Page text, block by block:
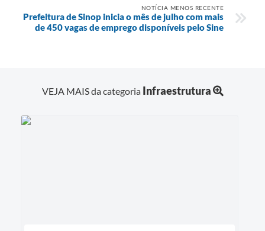
NOTÍCIA MENOS RECENTE
Prefeitura de Sinop inicia o mês de julho com mais
de 450 vagas de emprego disponíveis pelo Sine
VEJA MAIS da categoria Infraestrutura